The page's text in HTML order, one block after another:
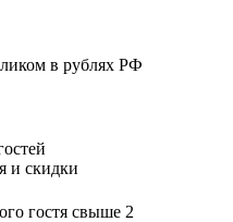
в рублях РФ
и скидки
гостя свыше 2